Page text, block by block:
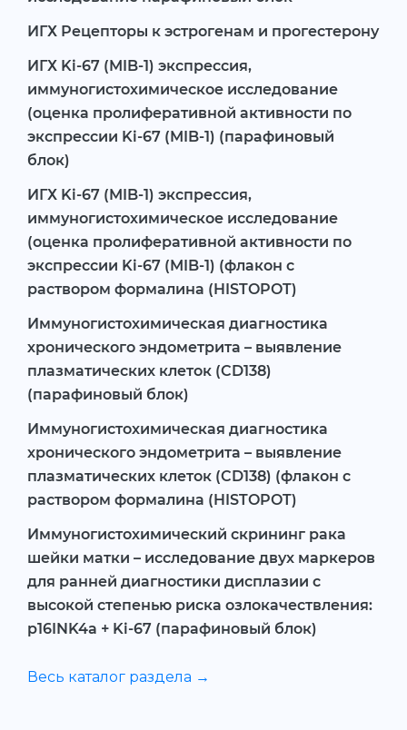
ИГХ Рецепторы к эстрогенам и прогестерону
ИГХ Ki-67 (MIB-1) экспрессия,
иммуногистохимическое исследование
(оценка пролиферативной активности по
экспрессии Ki-67 (MIB-1) (парафиновый
блок)
ИГХ Ki-67 (MIB-1) экспрессия,
иммуногистохимическое исследование
(оценка пролиферативной активности по
экспрессии Ki-67 (MIB-1) (флакон с
раствором формалина (HISTOPOT)
Иммуногистохимическая диагностика
хронического эндометрита – выявление
плазматических клеток (CD138)
(парафиновый блок)
Иммуногистохимическая диагностика
хронического эндометрита – выявление
плазматических клеток (CD138) (флакон с
раствором формалина (HISTOPOT)
Иммуногистохимический скрининг рака
шейки матки – исследование двух маркеров
для ранней диагностики дисплазии с
высокой степенью риска озлокачествления:
p16INK4a + Ki-67 (парафиновый блок)
Весь каталог раздела →